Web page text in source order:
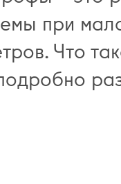
при
Что